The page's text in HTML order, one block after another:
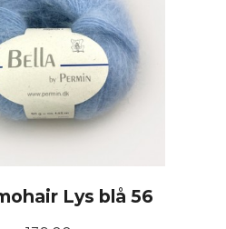
Lys blå 56